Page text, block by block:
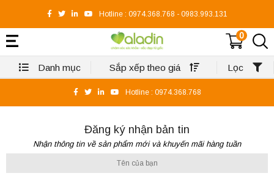
Hotline : 0974.368.768 - 0983.993.131
0
Danh mục Sắp xếp theo giá Lọc
Hotline : 0974.368.768
Đăng ký nhận bản tin
Nhận thông tin về sản phẩm mới và khuyến mãi hàng tuần